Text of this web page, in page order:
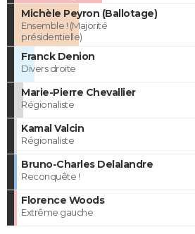
Michèle Peyron (Ballotage)
Ensemble ! (Majorité
présidentielle)
Franck Denion
Divers droite
Marie-Pierre Chevallier
Régionaliste
Kamal Valcin
Régionaliste
Bruno-Charles Delalandre
Reconquête !
Florence Woods
Extrême gauche